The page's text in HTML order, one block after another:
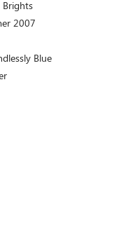
Brights
2007
Blue